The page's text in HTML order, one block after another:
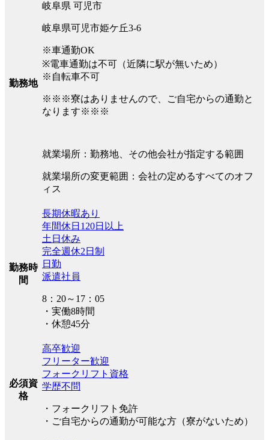
勤務地
岐阜県 可児市
岐阜県可児市姫ケ丘3-6
※車通勤OK
※電車通勤は不可（近隣に駅が無いため）
※自転車不可
※※※寮はありませんので、ご自宅からの通勤と
なります※※※
就業場所：勤務地、その他会社が指定する範囲
就業場所の変更範囲：会社の定めるすべてのオフ
ィス
勤務時
間
長期休暇あり
年間休日120日以上
土日休み
完全週休2日制
日勤
派遣社員
8：20～17：05
・実働8時間
・休憩45分
必須資
格
高卒歓迎
フリーター歓迎
フォークリフト資格
学歴不問
・フォークリフト免許
・ご自宅からの通勤が可能な方（寮がないため）